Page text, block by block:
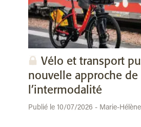
Vélo et transport
nouvelle approche de
l’intermodalité
Publié le 10/07/2026 - Marie-